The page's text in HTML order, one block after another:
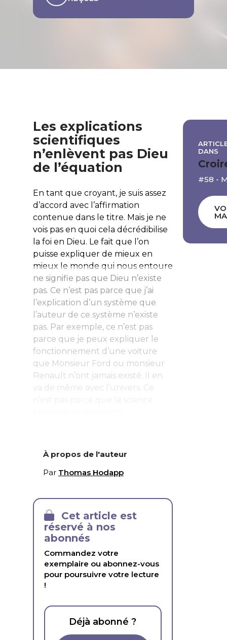
Les explications
scientifiques
n’enlèvent pas Dieu
de l’équation
En tant que croyant, je suis assez
d’accord avec l’affirmation
contenue dans le titre. Mais je ne
vois pas en quoi cela décrédibilise
la foi en Dieu. Le fait que l’on
puisse expliquer de mieux en
mieux le monde qui nous entoure
ne signifie pas que Dieu n’existe
pas. Ce n’est pas parce que j’ai
l’explication d’un système que
l’auteur de ce système n’existe
pas. Par exemple, ce n’est pas
parce que je peux expliquer le
fonctionnement d’une voiture
que Monsieur Ford ou monsieur
Renault n’ont jamais existé. Il en
va de même avec l’univers. Ce
À propos de l'auteur
Par Thomas Hodapp
Cet article est
réservé à nos
abonnés
Commandez votre
exemplaire ou abonnez-vous
pour poursuivre votre lecture
!
Déjà abonné ?
DANS
#58 -